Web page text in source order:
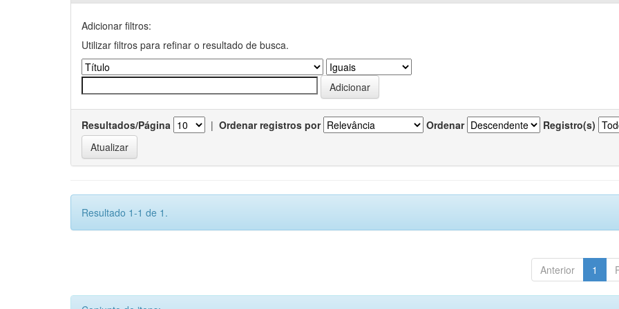
Adicionar filtros:
Utilizar filtros para refinar o resultado de busca.
Resultados/Página | Ordenar registros por Ordenar Registro(s)
Resultado 1-1 de 1.
Anterior 1